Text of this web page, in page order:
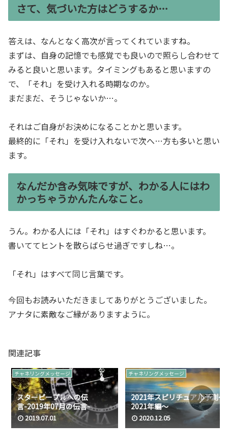
さて、気づいた方はどうするか…
答えは、なんとなく高次が言ってくれていますね。
まずは、自身の記憶でも感覚でも良いので照らし合わせて
みると良いと思います。タイミングもあると思いますの
で、「それ」を受け入れる時期なのか。
まだまだ、そうじゃないか…。
それはご自身がお決めになることかと思います。
最終的に「それ」を受け入れないで次へ…方も多いと思い
ます。
なんだか含み気味ですが、わかる人にはわ
かっちゃうかんたんなこと。
うん。わかる人には「それ」はすぐわかると思います。
書いててヒントを散らばらせ過ぎですしね…。
「それ」はすべて同じ言葉です。
今回もお読みいただきましてありがとうございました。
アナタに素敵なご縁がありますように。
関連記事
チャネリングメッセージ
スターピープルへの伝
言-2019年07月の伝言-
2019.07.01
チャネリングメッセージ
2021年スピリチュアル予測～
2021年編～
2020.12.05